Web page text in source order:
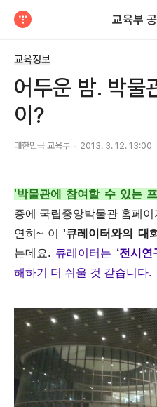
교육부
교육정보
어두운 밤. 박물
이?
대한민국 교육부 2013. 3. 12. 13:00
'박물관에 참여할 수 있는
증에 국립중앙박물관 홈페
연히~ 이 '큐레이터와의 대
는데요. 큐레이터는 ‘전시연
해하기 더 쉬울 것 같습니다.